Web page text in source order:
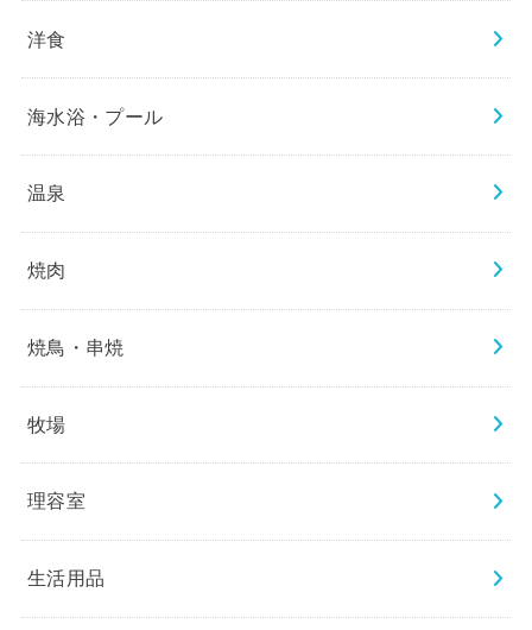
洋食
海水浴・プール
温泉
焼肉
焼鳥・串焼
牧場
理容室
生活用品